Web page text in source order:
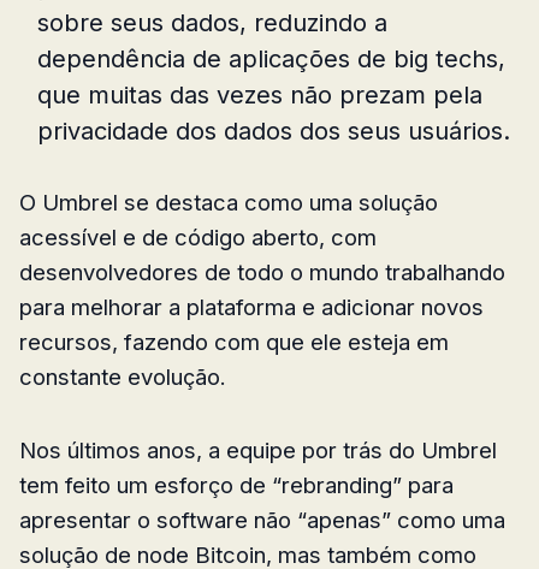
sobre seus dados, reduzindo a
dependência de aplicações de big techs,
que muitas das vezes não prezam pela
privacidade dos dados dos seus usuários.
O Umbrel se destaca como uma solução
acessível e de código aberto, com
desenvolvedores de todo o mundo trabalhando
para melhorar a plataforma e adicionar novos
recursos, fazendo com que ele esteja em
constante evolução.
Nos últimos anos, a equipe por trás do Umbrel
tem feito um esforço de “rebranding” para
apresentar o software não “apenas” como uma
solução de node Bitcoin, mas também como